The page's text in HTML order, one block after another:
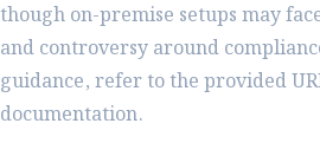
though on-premise setups may
and controversy around
guidance, refer to the provided
documentation.